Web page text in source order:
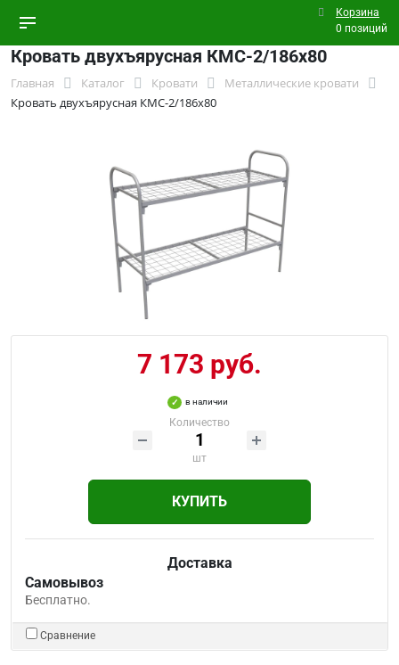
Корзина
0 позиций
Кровать двухъярусная КМС-2/186х80
Главная Каталог Кровати
Металлические кровати
Кровать двухъярусная КМС-2/186х80
7 173 руб.
в наличии
Количество
шт
КУПИТЬ
Доставка
Самовывоз
Бесплатно.
Сравнение